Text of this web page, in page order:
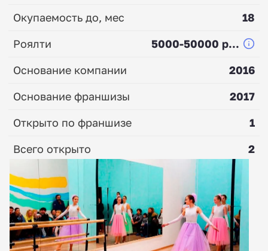
Окупаемость до, мес
18
Роялти
5000-50000 р...
Основание компании
2016
Основание франшизы
2017
Открыто по франшизе
1
Всего открыто
2